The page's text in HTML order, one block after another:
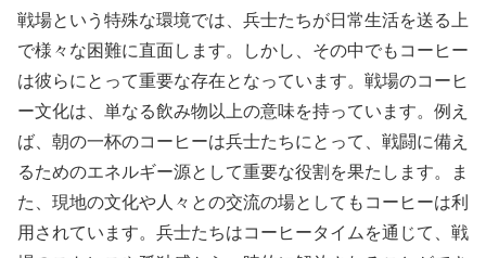
戦場という特殊な環境では、兵士たちが日常生活を送る上
で様々な困難に直面します。しかし、その中でもコーヒー
は彼らにとって重要な存在となっています。戦場のコーヒ
ー文化は、単なる飲み物以上の意味を持っています。例え
ば、朝の一杯のコーヒーは兵士たちにとって、戦闘に備え
るためのエネルギー源として重要な役割を果たします。ま
た、現地の文化や人々との交流の場としてもコーヒーは利
用されています。兵士たちはコーヒータイムを通じて、戦